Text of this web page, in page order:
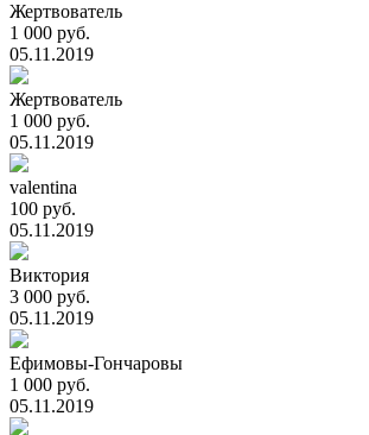
Жертвователь
1 000 руб.
05.11.2019
Жертвователь
1 000 руб.
05.11.2019
valentina
100 руб.
05.11.2019
Виктория
3 000 руб.
05.11.2019
Ефимовы-Гончаровы
1 000 руб.
05.11.2019